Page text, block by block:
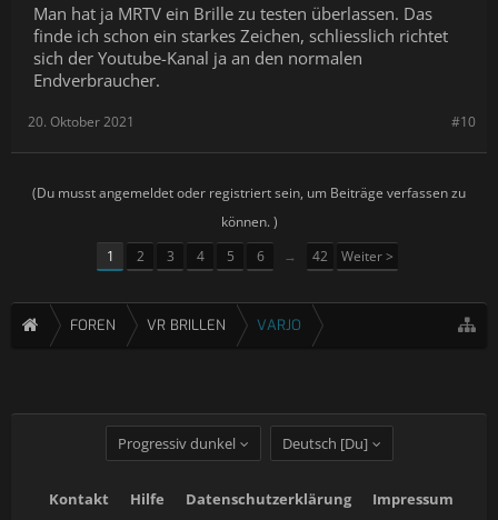
Man hat ja MRTV ein Brille zu testen überlassen. Das
finde ich schon ein starkes Zeichen, schliesslich richtet
sich der Youtube-Kanal ja an den normalen
Endverbraucher.
#10
20. Oktober 2021
(Du musst angemeldet oder registriert sein, um Beiträge verfassen zu
können. )
1
2 3 4 5 6 → 42 Weiter >
FOREN VR BRILLEN VARJO
Progressiv dunkel Deutsch [Du]
Kontakt Hilfe Datenschutzerklärung Impressum